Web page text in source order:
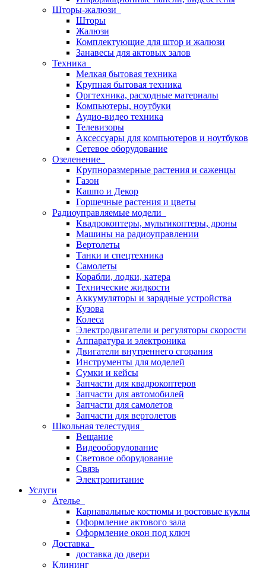
Шторы-жалюзи
Шторы
Жалюзи
Комплектующие для штор и жалюзи
Занавесы для актовых залов
Техника
Мелкая бытовая техника
Крупная бытовая техника
Оргтехника, расходные материалы
Компьютеры, ноутбуки
Аудио-видео техника
Телевизоры
Аксессуары для компьютеров и ноутбуков
Сетевое оборудование
Озеленение
Крупноразмерные растения и саженцы
Газон
Кашпо и Декор
Горшечные растения и цветы
Радиоуправляемые модели
Квадрокоптеры, мультикоптеры, дроны
Машины на радиоуправлении
Вертолеты
Танки и спецтехника
Самолеты
Корабли, лодки, катера
Технические жидкости
Аккумуляторы и зарядные устройства
Кузова
Колеса
Электродвигатели и регуляторы скорости
Аппаратура и электроника
Двигатели внутреннего сгорания
Инструменты для моделей
Сумки и кейсы
Запчасти для квадрокоптеров
Запчасти для автомобилей
Запчасти для самолетов
Запчасти для вертолетов
Школьная телестудия
Вещание
Видеооборудование
Световое оборудование
Связь
Электропитание
Услуги
Ателье
Карнавальные костюмы и ростовые куклы
Оформление актового зала
Оформление окон под ключ
Доставка
доставка до двери
Клининг